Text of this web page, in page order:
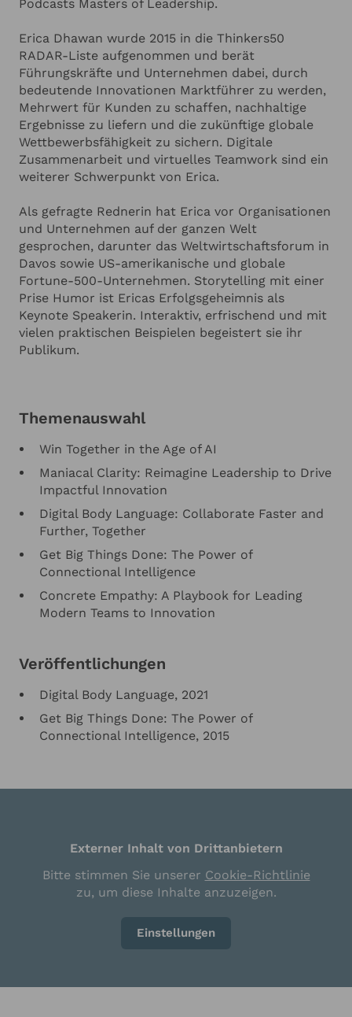
Podcasts Masters of Leadership.
Erica Dhawan wurde 2015 in die Thinkers50
RADAR-Liste aufgenommen und berät
Führungskräfte und Unternehmen dabei, durch
bedeutende Innovationen Marktführer zu werden,
Mehrwert für Kunden zu schaffen, nachhaltige
Ergebnisse zu liefern und die zukünftige globale
Wettbewerbsfähigkeit zu sichern. Digitale
Zusammenarbeit und virtuelles Teamwork sind ein
weiterer Schwerpunkt von Erica.
Als gefragte Rednerin hat Erica vor Organisationen
und Unternehmen auf der ganzen Welt
gesprochen, darunter das Weltwirtschaftsforum in
Davos sowie US-amerikanische und globale
Fortune-500-Unternehmen. Storytelling mit einer
Prise Humor ist Ericas Erfolgsgeheimnis als
Keynote Speakerin. Interaktiv, erfrischend und mit
vielen praktischen Beispielen begeistert sie ihr
Publikum.
Themenauswahl
Win Together in the Age of AI
Maniacal Clarity: Reimagine Leadership to Drive
Impactful Innovation
Digital Body Language: Collaborate Faster and
Further, Together
Get Big Things Done: The Power of
Connectional Intelligence
Concrete Empathy: A Playbook for Leading
Modern Teams to Innovation
Veröffentlichungen
Digital Body Language, 2021
Get Big Things Done: The Power of
Connectional Intelligence, 2015
Externer Inhalt von Drittanbietern
Bitte stimmen Sie unserer Cookie-Richtlinie
zu, um diese Inhalte anzuzeigen.
Einstellungen